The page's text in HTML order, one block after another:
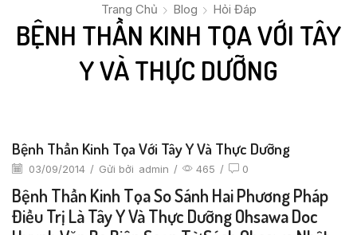
Trang Chủ Blog Hỏi Đáp
BỆNH THẦN KINH TỌA VỚI TÂY
Y VÀ THỰC DƯỠNG
Bệnh Thần Kinh Tọa Với Tây Y Và Thực Dưỡng
03/09/2014 / Gửi bởi admin / 465 / 0
Bệnh Thần Kinh Tọa So Sánh Hai Phương Pháp
Điều Trị Là Tây Y Và Thực Dưỡng Ohsawa Doc